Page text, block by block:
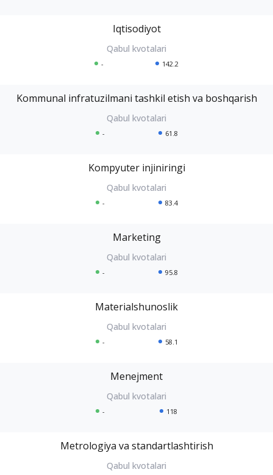
Iqtisodiyot
- 142.2
Kommunal infratuzilmani tashkil etish va boshqarish
- 61.8
Kompyuter injiniringi
- 83.4
Marketing
- 95.8
Materialshunoslik
- 58.1
Menejment
- 118
Metrologiya va standartlashtirish